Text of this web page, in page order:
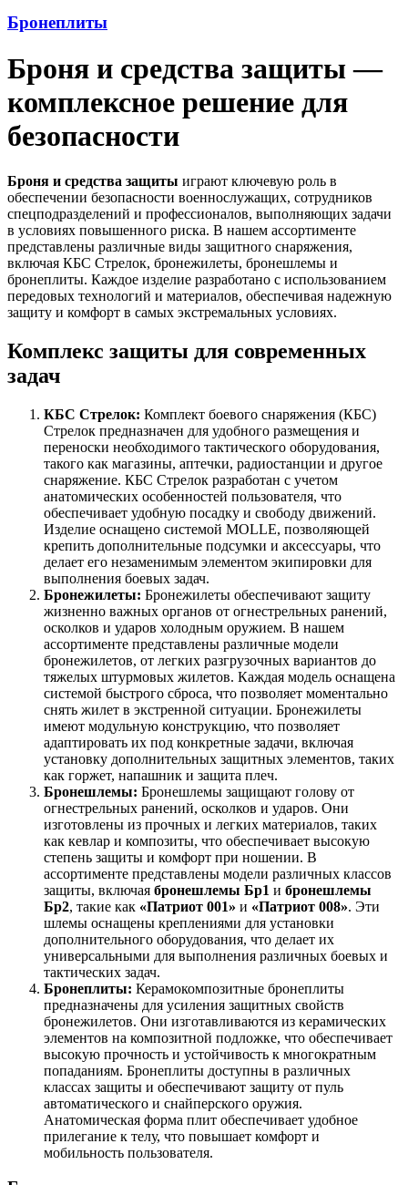
Бронеплиты
Броня и средства защиты —
комплексное решение для
безопасности
Броня и средства защиты играют ключевую роль в
обеспечении безопасности военнослужащих, сотрудников
спецподразделений и профессионалов, выполняющих задачи
в условиях повышенного риска. В нашем ассортименте
представлены различные виды защитного снаряжения,
включая КБС Стрелок, бронежилеты, бронешлемы и
бронеплиты. Каждое изделие разработано с использованием
передовых технологий и материалов, обеспечивая надежную
защиту и комфорт в самых экстремальных условиях.
Комплекс защиты для современных
задач
КБС Стрелок: Комплект боевого снаряжения (КБС)
Стрелок предназначен для удобного размещения и
переноски необходимого тактического оборудования,
такого как магазины, аптечки, радиостанции и другое
снаряжение. КБС Стрелок разработан с учетом
анатомических особенностей пользователя, что
обеспечивает удобную посадку и свободу движений.
Изделие оснащено системой MOLLE, позволяющей
крепить дополнительные подсумки и аксессуары, что
делает его незаменимым элементом экипировки для
выполнения боевых задач.
Бронежилеты: Бронежилеты обеспечивают защиту
жизненно важных органов от огнестрельных ранений,
осколков и ударов холодным оружием. В нашем
ассортименте представлены различные модели
бронежилетов, от легких разгрузочных вариантов до
тяжелых штурмовых жилетов. Каждая модель оснащена
системой быстрого сброса, что позволяет моментально
снять жилет в экстренной ситуации. Бронежилеты
имеют модульную конструкцию, что позволяет
адаптировать их под конкретные задачи, включая
установку дополнительных защитных элементов, таких
как горжет, напашник и защита плеч.
Бронешлемы: Бронешлемы защищают голову от
огнестрельных ранений, осколков и ударов. Они
изготовлены из прочных и легких материалов, таких
как кевлар и композиты, что обеспечивает высокую
степень защиты и комфорт при ношении. В
ассортименте представлены модели различных классов
защиты, включая бронешлемы Бр1 и бронешлемы
Бр2, такие как «Патриот 001» и «Патриот 008». Эти
шлемы оснащены креплениями для установки
дополнительного оборудования, что делает их
универсальными для выполнения различных боевых и
тактических задач.
Бронеплиты: Керамокомпозитные бронеплиты
предназначены для усиления защитных свойств
бронежилетов. Они изготавливаются из керамических
элементов на композитной подложке, что обеспечивает
высокую прочность и устойчивость к многократным
попаданиям. Бронеплиты доступны в различных
классах защиты и обеспечивают защиту от пуль
автоматического и снайперского оружия.
Анатомическая форма плит обеспечивает удобное
прилегание к телу, что повышает комфорт и
мобильность пользователя.